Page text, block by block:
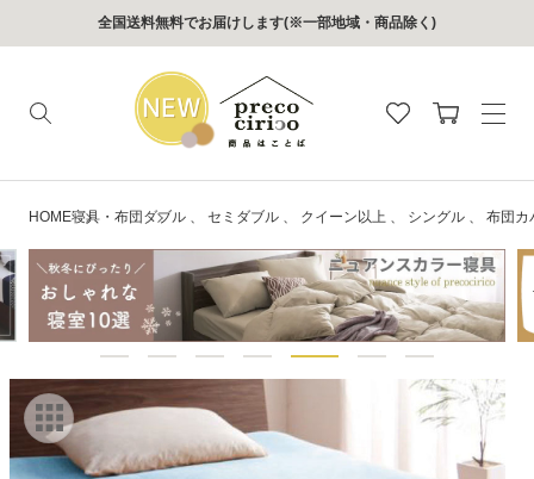
コンテン全国送料無料でお届けします(※一部地域・商品除く)
ー
HOME寝具・布団 ダブル 、 セミダブル 、 クイーン以上 、 シングル 、 布団カ